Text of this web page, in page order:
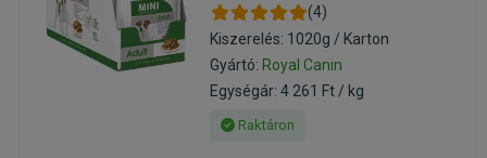
(4)
Kiszerelés: 1020g / Karton
Gyártó: Royal Canin
Egységár: 4 261 Ft / kg
Raktáron